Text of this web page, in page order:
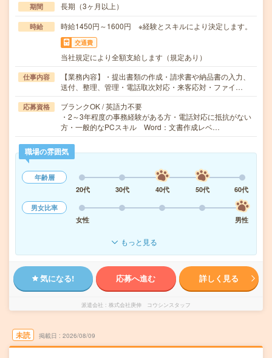
期間 長期（3ヶ月以上）
時給 時給1450円～1600円 ※経験とスキルにより決定します。
交通費
当社規定により全額支給します（規定あり）
仕事内容
【業務内容】・提出書類の作成・請求書や納品書の入力、
送付、整理、管理・電話取次対応・来客応対・ファイ…
応募資格
ブランクOK / 英語力不要
・2～3年程度の事務経験がある方・電話対応に抵抗がない
方・一般的なPCスキル Word：文書作成レベ…
職場の雰囲気
年齢層
20代
30代 40代 50代
60代
男女比率
女性
男性
もっと見る
気になる! 応募へ進む 詳しく見る
派遣会社 株式会社庚伸 コウシンスタッフ
未読 掲載日 2026/08/09